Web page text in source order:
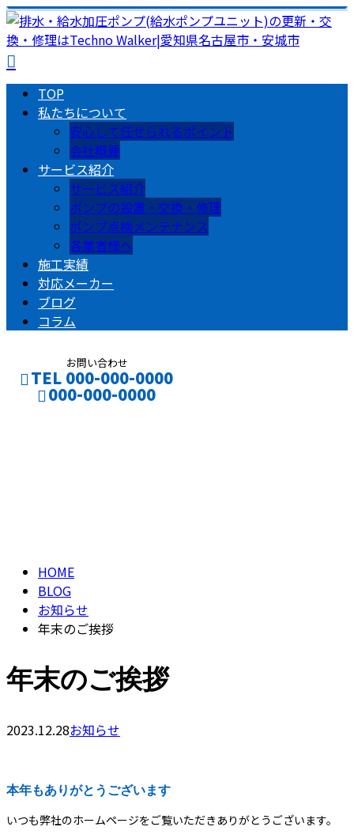
TOP
私たちについて
安心して任せられるポイント
会社概要
サービス紹介
サービス紹介
ポンプの設置・交換・修理
ポンプ点検メンテナンス
各業者様へ
施工実績
対応メーカー
ブログ
コラム
お問い合わせ
TEL 000-000-0000
000-000-0000
HOME
BLOG
お知らせ
年末のご挨拶
年末のご挨拶
2023.12.28お知らせ
本年もありがとうございます
いつも弊社のホームページをご覧いただきありがとうございます。